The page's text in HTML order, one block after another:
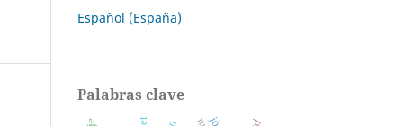
Español (España)
Palabras clave